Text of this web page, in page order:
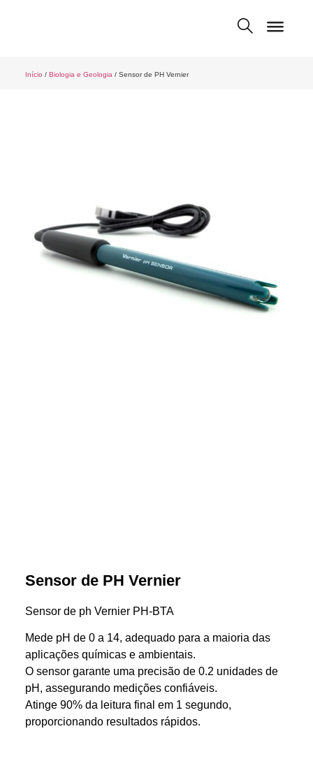
Início / Biologia e Geologia / Sensor de PH Vernier
Sensor de PH Vernier
Sensor de ph Vernier PH-BTA
Mede pH de 0 a 14, adequado para a maioria das
aplicações químicas e ambientais.
O sensor garante uma precisão de 0.2 unidades de
pH, assegurando medições confiáveis.
Atinge 90% da leitura final em 1 segundo,
proporcionando resultados rápidos.